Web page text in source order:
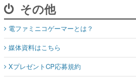
その他
電ファミニコゲーマーとは？
媒体資料はこちら
XプレゼントCP応募規約